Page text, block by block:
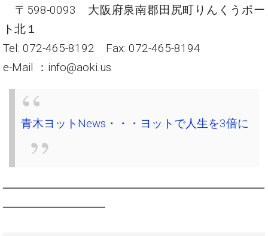
〒598-0093 大阪府泉南郡田尻町りんくうポー
ト北１
Tel: 072-465-8192 Fax: 072-465-8194
e-Mail ：info@aoki.us
青木ヨットNews・・・ヨットで人生を3倍に
━━━━━━━━━━━━━━━━━━━━━━━
━━━━━━━━━